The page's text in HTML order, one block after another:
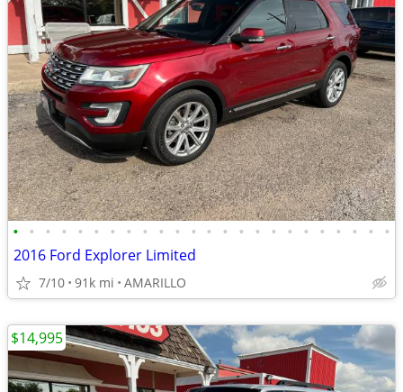
• • • • • • • • • • • • • • • • • • • • • • • •
2016 Ford Explorer Limited
7/10 91k mi AMARILLO
$14,995